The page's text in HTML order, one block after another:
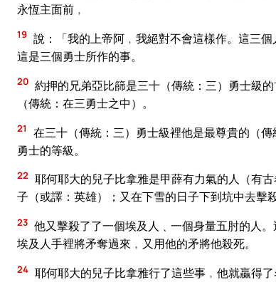
永恆主面前﹐
19 說：「我的上帝阿﹐我絕對不會這樣作。這三
這是三個勇士所作的事。
20 約押的兄弟亞比篩是三十（傳統：三）勇士級
（傳統：在三勇士之中）。
21
在三十（傳統：三）勇士級裡他是最尊貴的（
勇士的等級。
22 耶何耶大的兒子比拿雅是甲薛有力氣的人（有
子（或譯：英雄）；又在下雪的日子下到坑中去擊
23 他又擊殺了了一個埃及人﹑一個身量五肘的人
埃及人手裡將矛奪過來﹐又用他的矛將他殺死。
24 耶何耶大的兒子比拿雅行了這些事﹐他就贏得